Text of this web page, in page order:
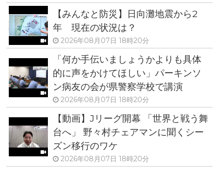
【みんなと防災】日向灘地震から2
年 現在の状況は？
2026年08月07日 18時20分
「何か手伝いましょうかよりも具体
的に声をかけてほしい」パーキンソ
ン病友の会が県警察学校で講演
2026年08月07日 18時20分
【動画】Jリーグ開幕 「世界と戦う舞
台へ」 野々村チェアマンに聞くシー
ズン移行のワケ
2026年08月07日 18時20分